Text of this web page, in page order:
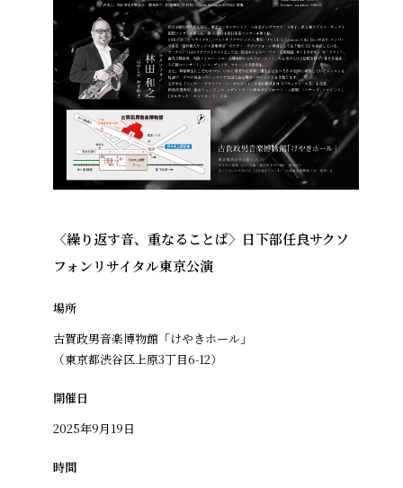
〈繰り返す音、重なることば〉日下部任良サクソ
フォンリサイタル東京公演
場所
古賀政男音楽博物館「けやきホール」
（東京都渋谷区上原3丁目6-12）
開催日
2025年9月19日
時間